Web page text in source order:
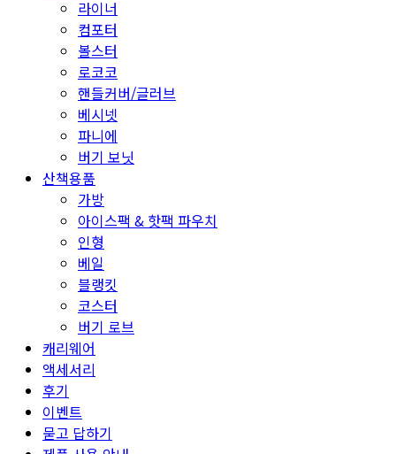
라이너
컴포터
볼스터
로코코
핸들커버/글러브
베시넷
파니에
버기 보닛
산책용품
가방
아이스팩 & 핫팩 파우치
인형
베일
블랭킷
코스터
버기 로브
캐리웨어
액세서리
후기
이벤트
묻고 답하기